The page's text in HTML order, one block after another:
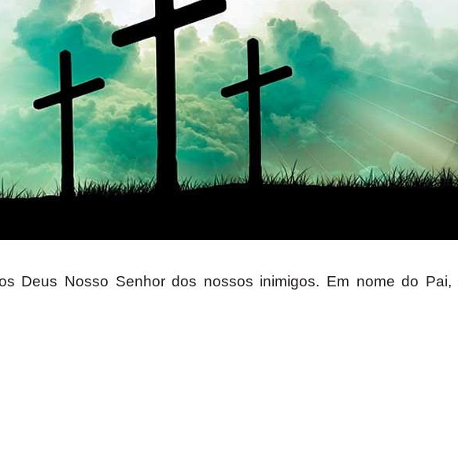
Deus Nosso Senhor dos nossos inimigos. Em nome do